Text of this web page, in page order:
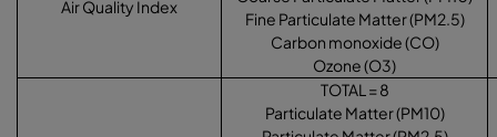
Air Quality Index
Fine Particulate Matter (PM2.5)
Carbon monoxide (CO)
Ozone (O3)
TOTAL = 8
Particulate Matter (PM10)